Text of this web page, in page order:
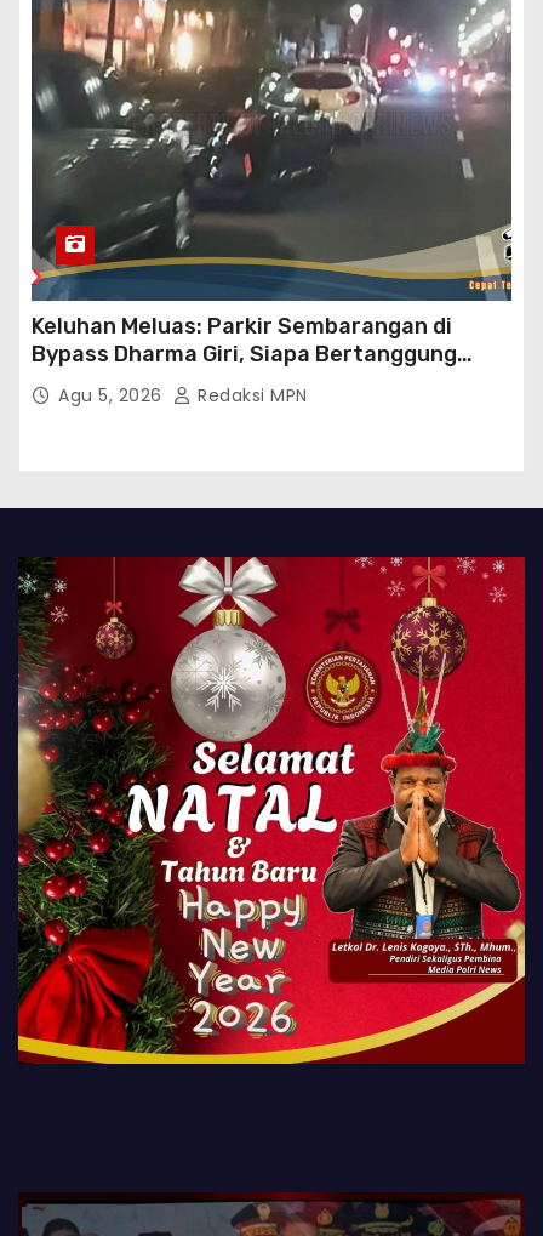
Keluhan Meluas: Parkir Sembarangan di
Bypass Dharma Giri, Siapa Bertanggung
Jawab?
Agu 5, 2026 Redaksi MPN